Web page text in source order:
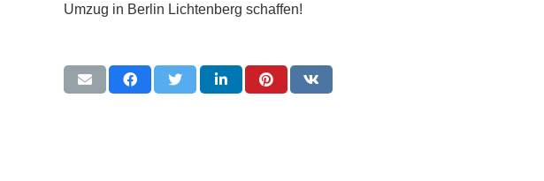
Umzug in Berlin Lichtenberg schaffen!